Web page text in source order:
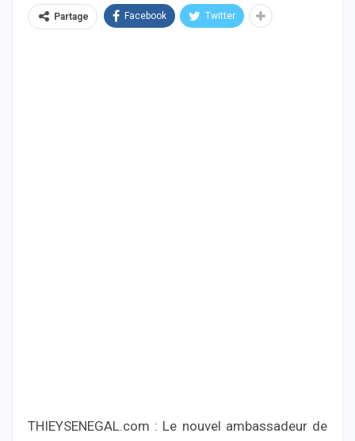
Partage Facebook Twitter
THIEYSENEGAL.com : Le nouvel ambassadeur de